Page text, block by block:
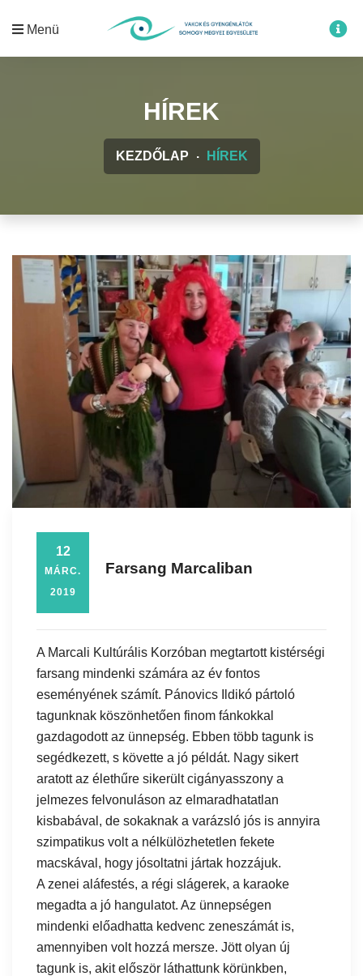
Menü
HÍREK
KEZDŐLAP HÍREK
12
MÁRC.
2019
Farsang Marcaliban
A Marcali Kultúrális Korzóban megtartott kistérségi
farsang mindenki számára az év fontos
eseményének számít. Pánovics Ildikó pártoló
tagunknak köszönhetően finom fánkokkal
gazdagodott az ünnepség. Ebben több tagunk is
segédkezett, s követte a jó példát. Nagy sikert
aratott az élethűre sikerült cigányasszony a
jelmezes felvonuláson az elmaradhatatlan
kisbabával, de sokaknak a varázsló jós is annyira
szimpatikus volt a nélkülözhetetlen fekete
macskával, hogy jósoltatni jártak hozzájuk.
A zenei aláfestés, a régi slágerek, a karaoke
megadta a jó hangulatot. Az ünnepségen
mindenki előadhatta kedvenc zeneszámát is,
amennyiben volt hozzá mersze. Jött olyan új
tagunk is, akit először láthattunk körünkben,